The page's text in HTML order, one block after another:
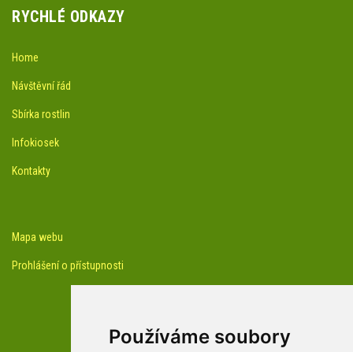
Používáme soubory
RYCHLÉ ODKAZY
Home
Návštěvní řád
Sbírka rostlin
Infokiosek
Kontakty
Mapa webu
Prohlášení o přístupnosti